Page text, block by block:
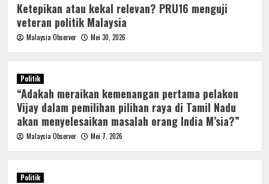
Ketepikan atau kekal relevan? PRU16 menguji
veteran politik Malaysia
Malaysia Observer Mei 30, 2026
Politik
“Adakah meraikan kemenangan pertama pelakon
Vijay dalam pemilihan pilihan raya di Tamil Nadu
akan menyelesaikan masalah orang India M’sia?”
Malaysia Observer Mei 7, 2026
Politik